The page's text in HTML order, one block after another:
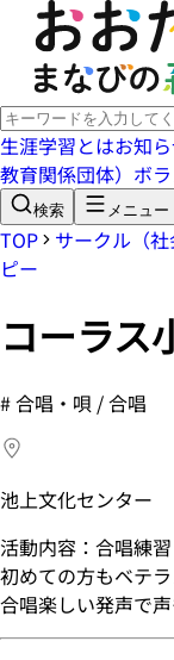
生涯学習とはお知
教育関係団体） ボ
検索 メニュー
TOP サークル（社
ピー
コーラス
#合唱・唄 / 合唱
池上文化センター
活動内容：合唱練
初めての方もベテ
合唱楽しい発声で声